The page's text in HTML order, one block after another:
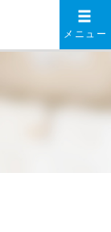
メニュー